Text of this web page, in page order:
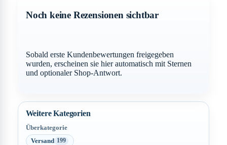
Noch keine Rezensionen sichtbar
Sobald erste Kundenbewertungen freigegeben
wurden, erscheinen sie hier automatisch mit Sternen
und optionaler Shop-Antwort.
Weitere Kategorien
Überkategorie
Versand 199